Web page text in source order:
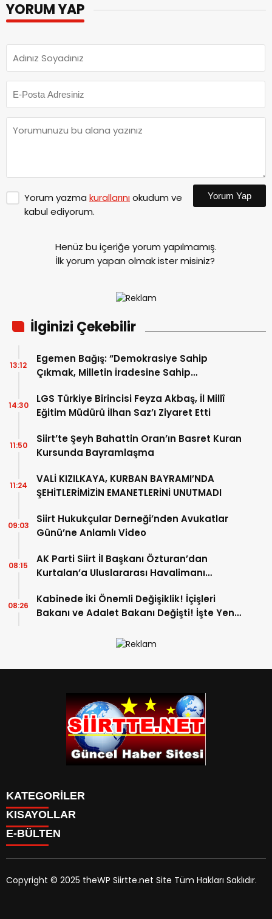
YORUM YAP
Yorum yazma kurallarınıokudum ve
kabul ediyorum.
Yorum Yap
Henüz bu içeriğe yorum yapılmamış.
İlk yorum yapan olmak ister misiniz?
İlginizi Çekebilir
Egemen Bağış: “Demokrasiye Sahip
Çıkmak, Milletin İradesine Sahip
13:12
LGS Türkiye Birincisi Feyza Akbaş, İl Millî
Eğitim Müdürü İlhan Saz’ı Ziyaret Etti
14:30
Siirt’te Şeyh Bahattin Oran’ın Basret Kuran
Kursunda Bayramlaşma
11:50
VALİ KIZILKAYA, KURBAN BAYRAMI’NDA
ŞEHİTLERİMİZİN EMANETLERİNİ UNUTMADI
11:24
Siirt Hukukçular Derneği’nden Avukatlar
Günü’ne Anlamlı Video
09:03
AK Parti Siirt İl Başkanı Özturan’dan
Kurtalan’a Uluslararası Havalimanı
08:15
Kabinede İki Önemli Değişiklik! İçişleri
Bakanı ve Adalet Bakanı Değişti! İşte Yeni
08:26
KATEGORİLER
SPOR
Eruh Haberleri
KISAYOLLAR
MANSET
SAĞLIK
E-BÜLTEN
Copyright © 2025 theWP Siirtte.net Site Tüm Hakları Saklıdır.